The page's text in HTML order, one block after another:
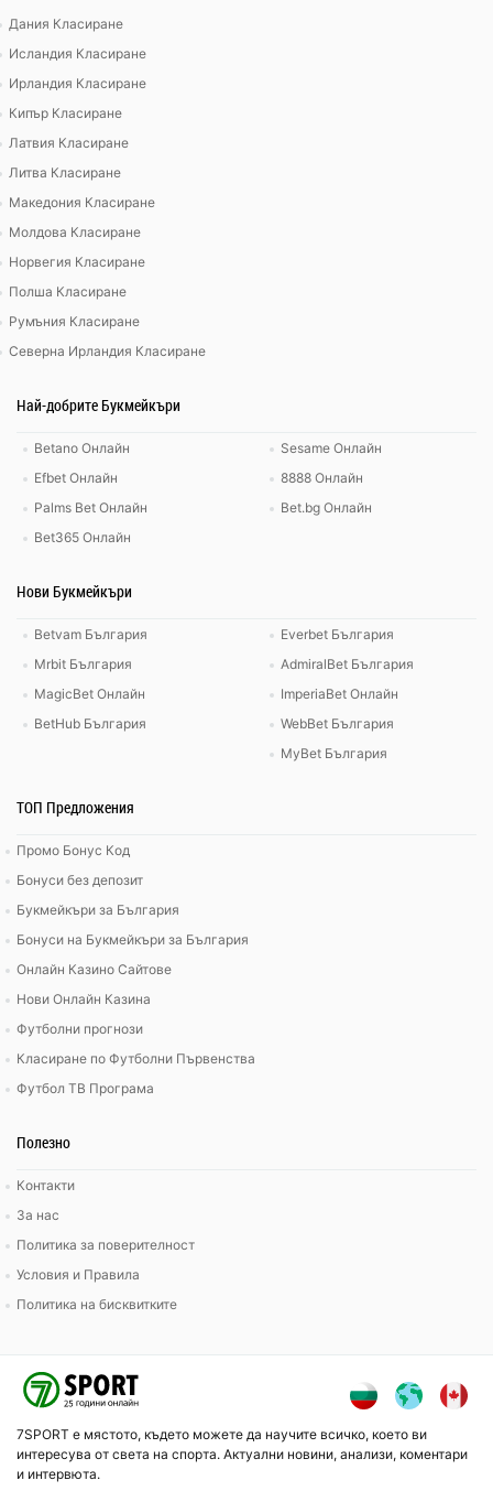
Дания Класиране
Исландия Класиране
Ирландия Класиране
Кипър Класиране
Латвия Класиране
Литва Класиране
Македония Класиране
Молдова Класиране
Норвегия Класиране
Полша Класиране
Румъния Класиране
Северна Ирландия Класиране
Най-добрите Букмейкъри
Betano Онлайн
Efbet Онлайн
Palms Bet Онлайн
Bet365 Онлайн
Sesame Онлайн
8888 Онлайн
Bet.bg Онлайн
Нови Букмейкъри
Betvam България
Mrbit България
MagicBet Онлайн
BetHub България
Everbet България
AdmiralBet България
ImperiaBet Онлайн
WebBet България
MyBet България
ТОП Предложения
Промо Бонус Код
Бонуси без депозит
Букмейкъри за България
Бонуси на Букмейкъри за България
Онлайн Казино Сайтове
Нови Онлайн Казина
Футболни прогнози
Класиране по Футболни Първенства
Футбол ТВ Програма
Полезно
Контакти
За нас
Политика за поверителност
Условия и Правила
Политика на бисквитките
7SPORT е мястото, където можете да научите всичко, което ви
интересува от света на спорта. Актуални новини, анализи, коментари
и интервюта.